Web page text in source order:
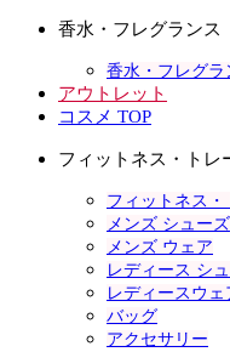
香水・フレグランス
香水・フレグ
アウトレット
コスメ TOP
フィットネス・トレ
フィットネス
メンズ シューズ
メンズ ウェア
レディース シ
レディースウェ
バッグ
アクセサリー